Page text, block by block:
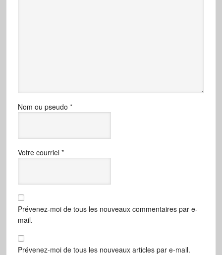
Nom ou pseudo *
Votre courriel *
Prévenez-moi de tous les nouveaux commentaires par e-
mail.
Prévenez-moi de tous les nouveaux articles par e-mail.